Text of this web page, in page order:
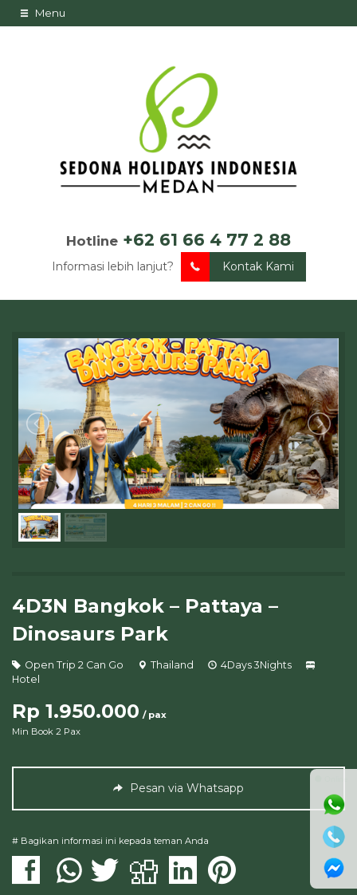
Menu
Hotline +62 61 66 4 77 2 88
Informasi lebih lanjut? Kontak Kami
4D3N Bangkok – Pattaya –
Dinosaurs Park
Open Trip 2 Can Go Thailand
4Days 3Nights
Hotel
Rp 1.950.000 / pax
Min Book 2 Pax
Pesan via Whatsapp
# Bagikan informasi ini kepada teman Anda